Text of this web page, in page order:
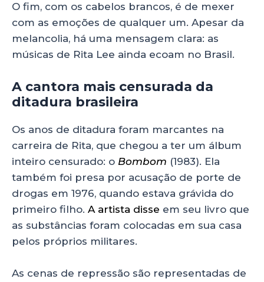
O fim, com os cabelos brancos, é de mexer
com as emoções de qualquer um. Apesar da
melancolia, há uma mensagem clara: as
músicas de Rita Lee ainda ecoam no Brasil.
A cantora mais censurada da
ditadura brasileira
Os anos de ditadura foram marcantes na
carreira de Rita, que chegou a ter um álbum
inteiro censurado: o Bombom (1983). Ela
também foi presa por acusação de porte de
drogas em 1976, quando estava grávida do
primeiro filho. A artista disse em seu livro que
as substâncias foram colocadas em sua casa
pelos próprios militares.
As cenas de repressão são representadas de